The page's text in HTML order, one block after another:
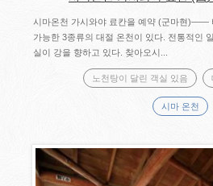
시마온천 가시와야 료칸을 예약 (군마현)――
가능한 3종류의 대절 온천이 있다. 전통적인
실이 강을 향하고 있다. 찾아오시...
노천탕이 달린 객실 있음
시마 온천